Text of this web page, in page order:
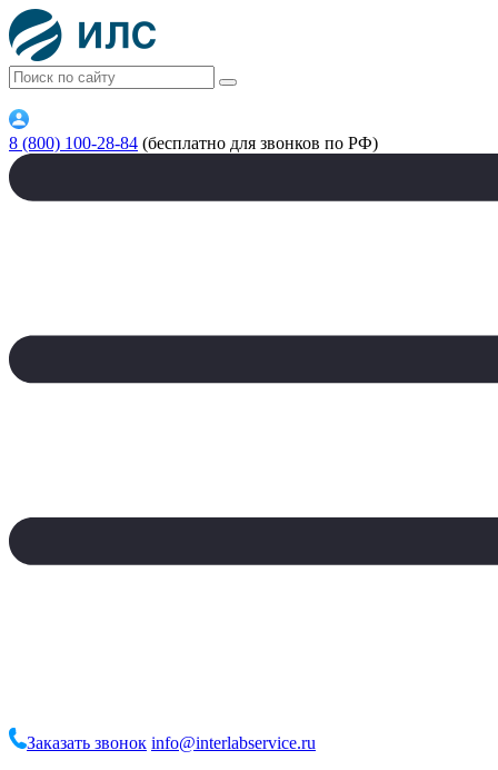
8 (800) 100-28-84 (бесплатно для звонков по РФ)
Заказать звонок info@interlabservice.ru